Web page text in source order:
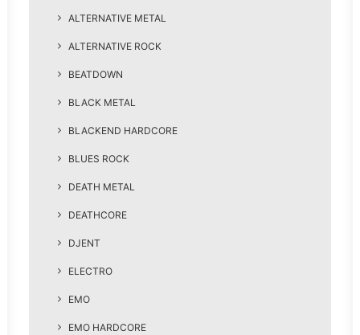
ALTERNATIVE METAL
ALTERNATIVE ROCK
BEATDOWN
BLACK METAL
BLACKEND HARDCORE
BLUES ROCK
DEATH METAL
DEATHCORE
DJENT
ELECTRO
EMO
EMO HARDCORE